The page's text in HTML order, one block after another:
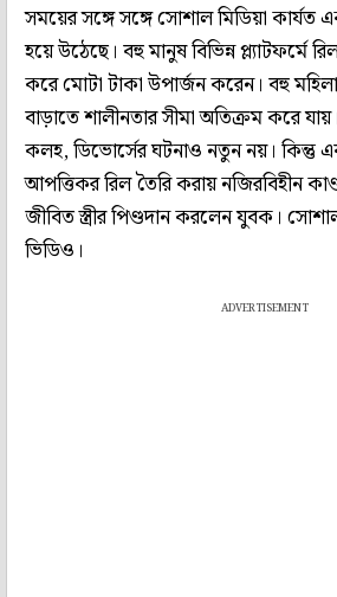
সময়ের সঙ্গে সঙ্গে সোশাল মিডিয়া কার্যত
হয়ে উঠেছে। বহু মানুষ বিভিন্ন
করে মোটা টাকা উপার্জন করেন। বহু
বাড়াতে শালীনতার সীমা অতিক্রম করে
কলহ, ডিভোর্সের ঘটনাও নতুন নয়। কিন্তু
আপত্তিকর রিল তৈরি করায় নজিরবিহীন
জীবিত স্ত্রীর পিণ্ডদান করলেন যুবক।
ভিডিও।
ADVERTISEMENT